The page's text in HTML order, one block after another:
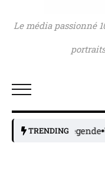
Le média passionné
TRENDING
la légende UFC